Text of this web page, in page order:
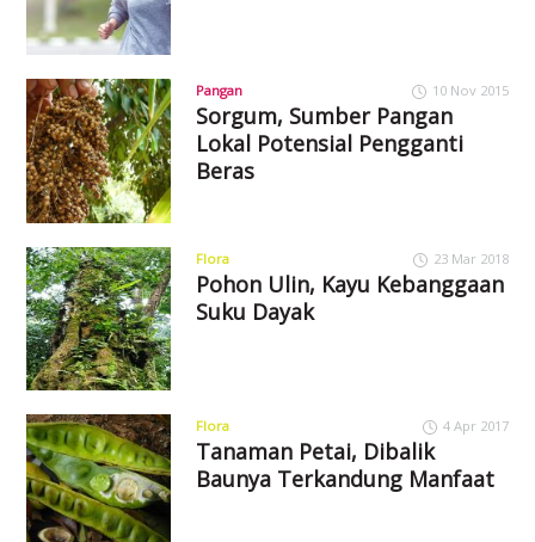
Pangan 10 Nov 2015
Sorgum, Sumber Pangan
Lokal Potensial Pengganti
Beras
Flora 23 Mar 2018
Pohon Ulin, Kayu Kebanggaan
Suku Dayak
Flora 4 Apr 2017
Tanaman Petai, Dibalik
Baunya Terkandung Manfaat